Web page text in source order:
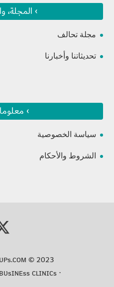
› المجلة،
مجلة تحالف
تحديثاتنا وأخبارنا
›
سياسة الخصوصية
الشروط والأحكام
© 2023
⋅ Sᴘᴏɴsᴏʀᴇᴅ ʙʏ
ʙᴜsɪɴᴇss ᴄʟɪɴɪᴄs